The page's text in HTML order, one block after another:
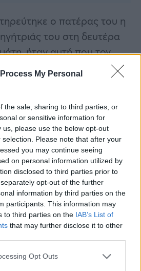
My Personal
the sale, sharing to third parties, or
or sensitive information for
please use the below opt-out
Please note that after your
you may continue seeing
on personal information utilized by
disclosed to third parties prior to
opt-out of the further
information by third parties on the
participants. This information may
to third parties on the IAB’s List of
that may further disclose it to other
Opt Outs
ο πατέρας του η
του στη δευτέρα
ήταν αυτή που τον
να επιλέξει τον
σπουδών.
11/2025
«Λέω τη δική μου
11/2025
«Κανένας δεν μπορεί